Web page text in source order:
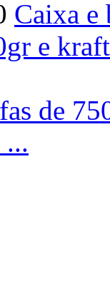
Caixa e
e
de